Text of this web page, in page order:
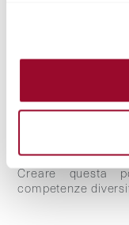
periodi consente
l'opportunità di
accomunate da
Creare questa
competenze